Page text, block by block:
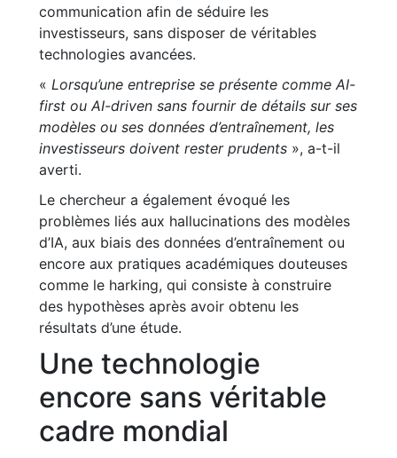
communication afin de séduire les
investisseurs, sans disposer de véritables
technologies avancées.
« Lorsqu’une entreprise se présente comme AI-
first ou AI-driven sans fournir de détails sur ses
modèles ou ses données d’entraînement, les
investisseurs doivent rester prudents », a-t-il
averti.
Le chercheur a également évoqué les
problèmes liés aux hallucinations des modèles
d’IA, aux biais des données d’entraînement ou
encore aux pratiques académiques douteuses
comme le harking, qui consiste à construire
des hypothèses après avoir obtenu les
résultats d’une étude.
Une technologie
encore sans véritable
cadre mondial